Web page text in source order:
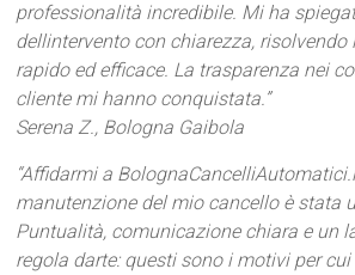
professionalità incredibile. Mi ha
dellintervento con chiarezza,
rapido ed efficace. La trasparenza nei
cliente mi hanno conquistata.”
Serena Z., Bologna Gaibola
“Affidarmi a
manutenzione del mio cancello è stata
Puntualità, comunicazione chiara e un
regola darte: questi sono i motivi per